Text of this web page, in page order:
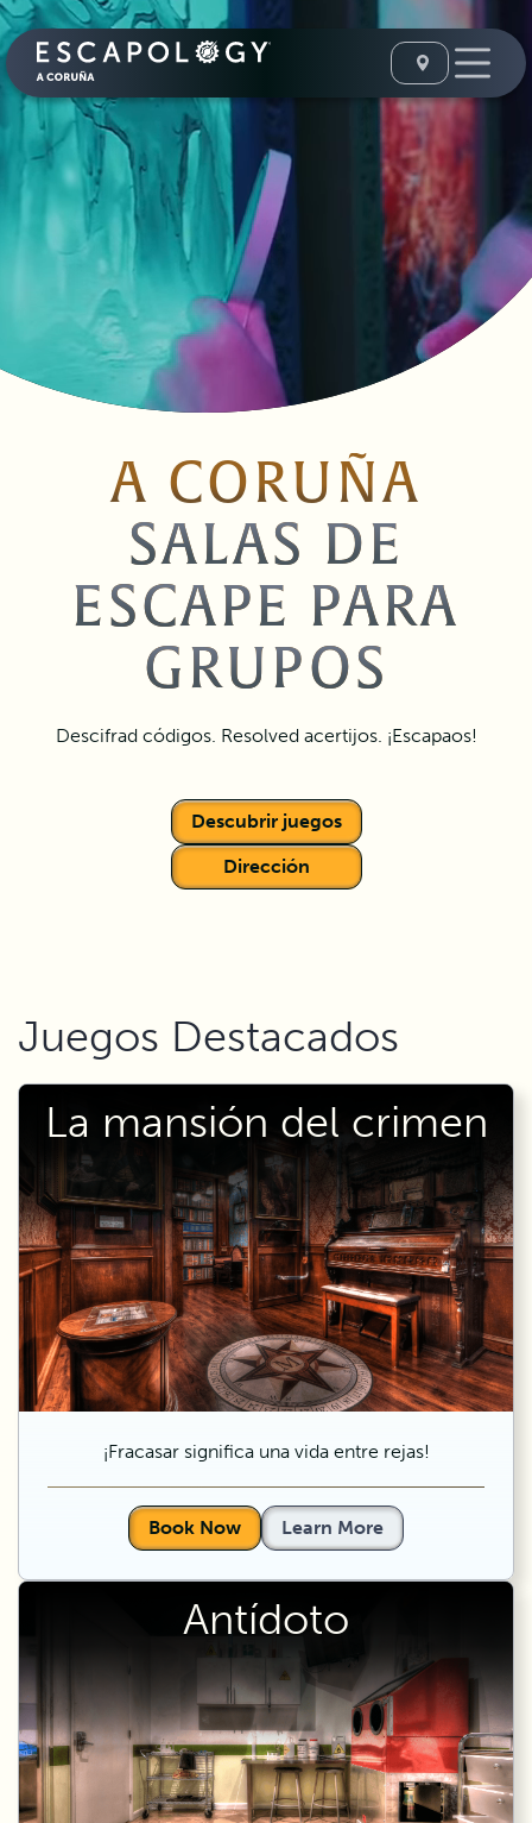
A CORUÑA
SALAS DE
ESCAPE PARA
GRUPOS
Descifrad códigos. Resolved acertijos. ¡Escapaos!
Descubrir juegos
Dirección
Juegos Destacados
La mansión del crimen
¡Fracasar significa una vida entre rejas!
Book Now Learn More
Antídoto